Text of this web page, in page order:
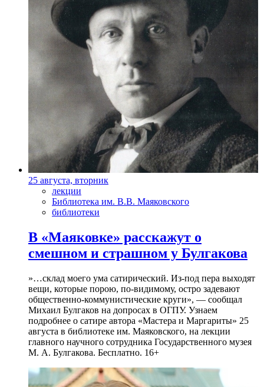
25 августа, вторник
лекции
Библиотека им. В.В. Маяковского
библиотеки
В «Маяковке» расскажут о
смешном и страшном у Булгакова
»…склад моего ума сатирический. Из-под пера выходят
вещи, которые порою, по-видимому, остро задевают
общественно-коммунистические круги», — сообщал
Михаил Булгаков на допросах в ОГПУ. Узнаем
подробнее о сатире автора «Мастера и Маргариты» 25
августа в библиотеке им. Маяковского, на лекции
главного научного сотрудника Государственного музея
М. А. Булгакова. Бесплатно. 16+